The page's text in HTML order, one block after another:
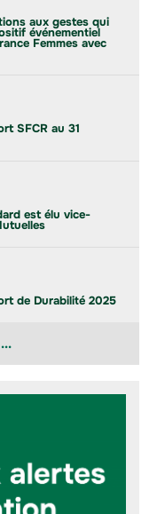
aux gestes qui
événementiel
Femmes avec
SFCR au 31
est élu vice-
de Durabilité 2025